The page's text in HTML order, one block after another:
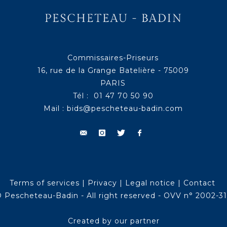
Commissaires-Priseurs
16, rue de la Grange Batelière - 75009
PARIS
Tél : 01 47 70 50 90
Mail : bids@pescheteau-badin.com
Terms of services | Privacy | Legal notice | Contact
Pescheteau-Badin - All right reserved - OVV n° 2002-
Created by our partner